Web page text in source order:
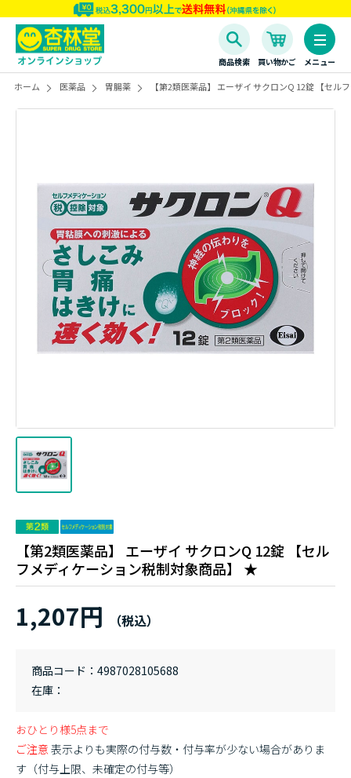
商品検索 買い物かご メニュー
ホーム 医薬品 胃腸薬 【第2類医薬品】 エーザイ サクロンQ 12錠 【セ
【第2類医薬品】 エーザイ サクロンQ 12錠 【セル
フメディケーション税制対象商品】 ★
1,207円
商品コード
4987028105688
在庫
おひとり様5点まで
ご注意 表示よりも実際の付与数・付与率が少ない場合がありま
す（付与上限、未確定の付与等）